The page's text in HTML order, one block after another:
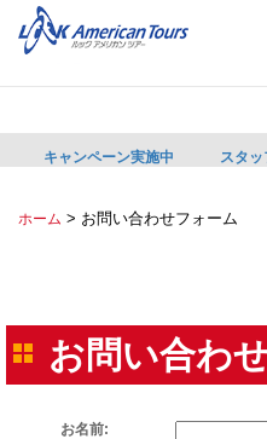
キャンペーン実施中 スタ
ホーム > お問い合わせフォーム
お問い合わ
お名前: